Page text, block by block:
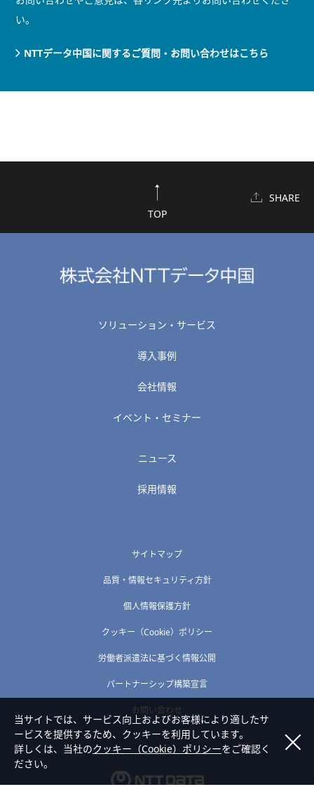
い。
NTTデータ中国に関するご質問・お問い合わせはこちら
TOP
SHARE
ソリューション・サービス
導入事例
会社情報
イベント・セミナー
ニュース
採用情報
サイトマップ
品質・情報セキュリティ方針
個人情報保護方針
クッキー（Cookie）ポリシー
労働者派遣法に基づく情報公開
パートナーシップ構築宣言
お問い合わせ
当サイトでは、サービス向上およびお客様により適したサ
ービスを提供するため、クッキーを利用しています。
詳しくは、当社のクッキー（Cookie）ポリシーをご確認く
ださい。